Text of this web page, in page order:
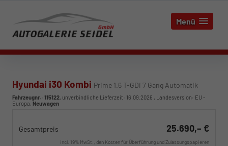
Menü
Hyundai i30 Kombi Prime 1.6 T-GDi 7 Gang Automatik
Fahrzeugnr.: 115122, unverbindliche Lieferzeit: 16.09.2026 , Landesversion: EU -
Europa, Neuwagen
Gesamtpreis 25.690,– €
incl. 19% MwSt., den Kosten für Überführung und Zulassungspapieren